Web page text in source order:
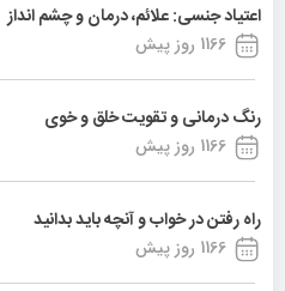
اعتیاد جنسی: علائم، درمان و چشم انداز
1166 روز پیش
رنگ درمانی و تقویت خلق و خوی
1166 روز پیش
راه رفتن در خواب و آنچه باید بدانید
1166 روز پیش